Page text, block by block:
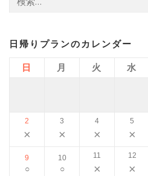
索:
日帰りプランのカレンダー
日 月 火 水
2
×
3
×
4
×
5
×
9
○
10
○
11
×
12
×